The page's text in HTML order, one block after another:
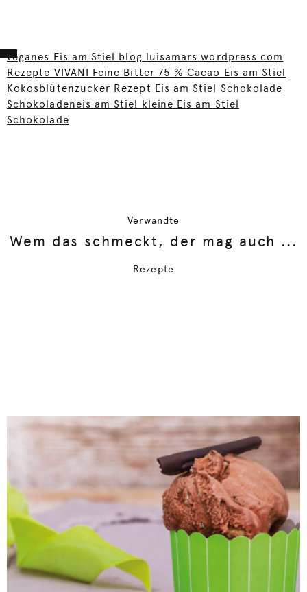
veganes Eis am Stiel blog luisamars.wordpress.com
Rezepte VIVANI Feine Bitter 75 % Cacao Eis am Stiel
Kokosblütenzucker Rezept Eis am Stiel Schokolade
Schokoladeneis am Stiel kleine Eis am Stiel
Schokolade
Verwandte
Wem das schmeckt, der mag auch ...
Rezepte